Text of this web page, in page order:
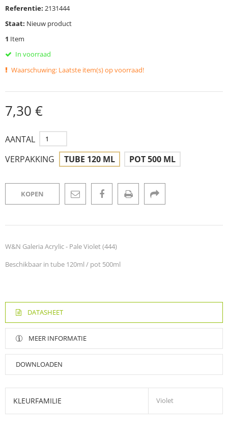
Referentie: 2131444
Staat: Nieuw product
1 Item
In voorraad
Waarschuwing: Laatste item(s) op voorraad!
7,30 €
AANTAL
VERPAKKING
TUBE 120 ML POT 500 ML
KOPEN
W&N Galeria Acrylic - Pale Violet (444)
Beschikbaar in tube 120ml / pot 500ml
DATASHEET
MEER INFORMATIE
DOWNLOADEN
KLEURFAMILIE Violet